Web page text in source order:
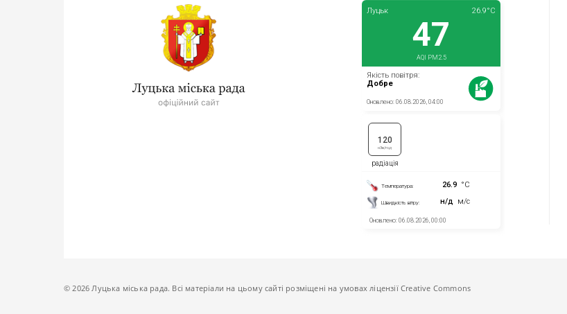
© 2026 Луцька міська рада. Всі матеріали на цьому сайті розміщені на умовах ліцензії Creative Commons